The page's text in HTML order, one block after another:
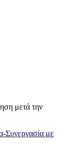
μετά την